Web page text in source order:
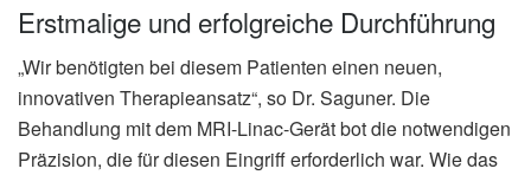
Erstmalige und erfolgreiche Durchführung
„Wir benötigten bei diesem Patienten einen neuen,
innovativen Therapieansatz“, so Dr. Saguner. Die
Behandlung mit dem MRI-Linac-Gerät bot die notwendigen
Präzision, die für diesen Eingriff erforderlich war. Wie das